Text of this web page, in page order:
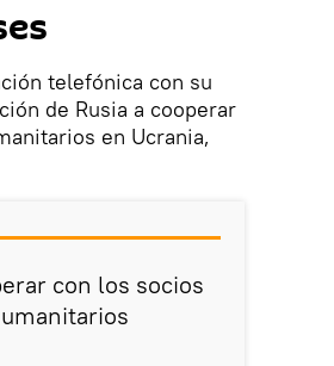
telefónica con su
de Rusia a cooperar
en Ucrania,
con los socios